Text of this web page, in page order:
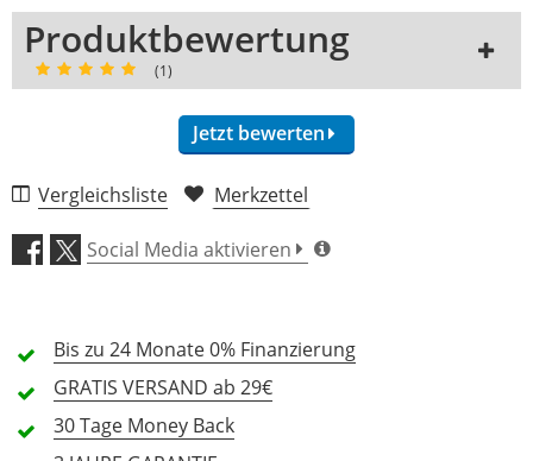
Produktbewertung
(1)
Jetzt bewerten
Klang (4,0)
Preis/Leistung (5,0)
Features (4,0)
Vergleichsliste Merkzettel
Social Media aktivieren
Bis zu 24 Monate0% Finanzierung
GRATIS VERSAND ab 29€
30 Tage Money Back